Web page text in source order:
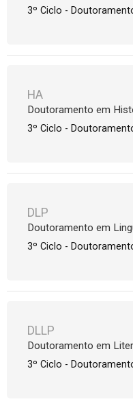
3º Ciclo -
HA
Doutoramento em
3º Ciclo -
DLP
Doutoramento em
3º Ciclo -
DLLP
Doutoramento em
3º Ciclo -